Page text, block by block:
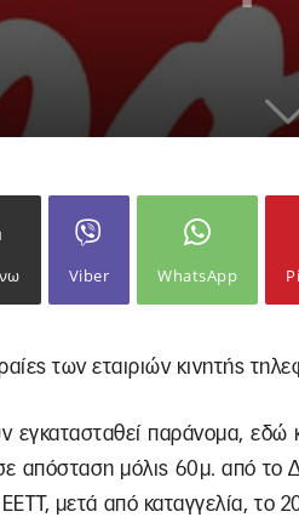
Viber WhatsApp
των εταιριών κινητής
παράνομα, εδώ
απόσταση μόλις 60μ. από το
μετά από καταγγελία, το